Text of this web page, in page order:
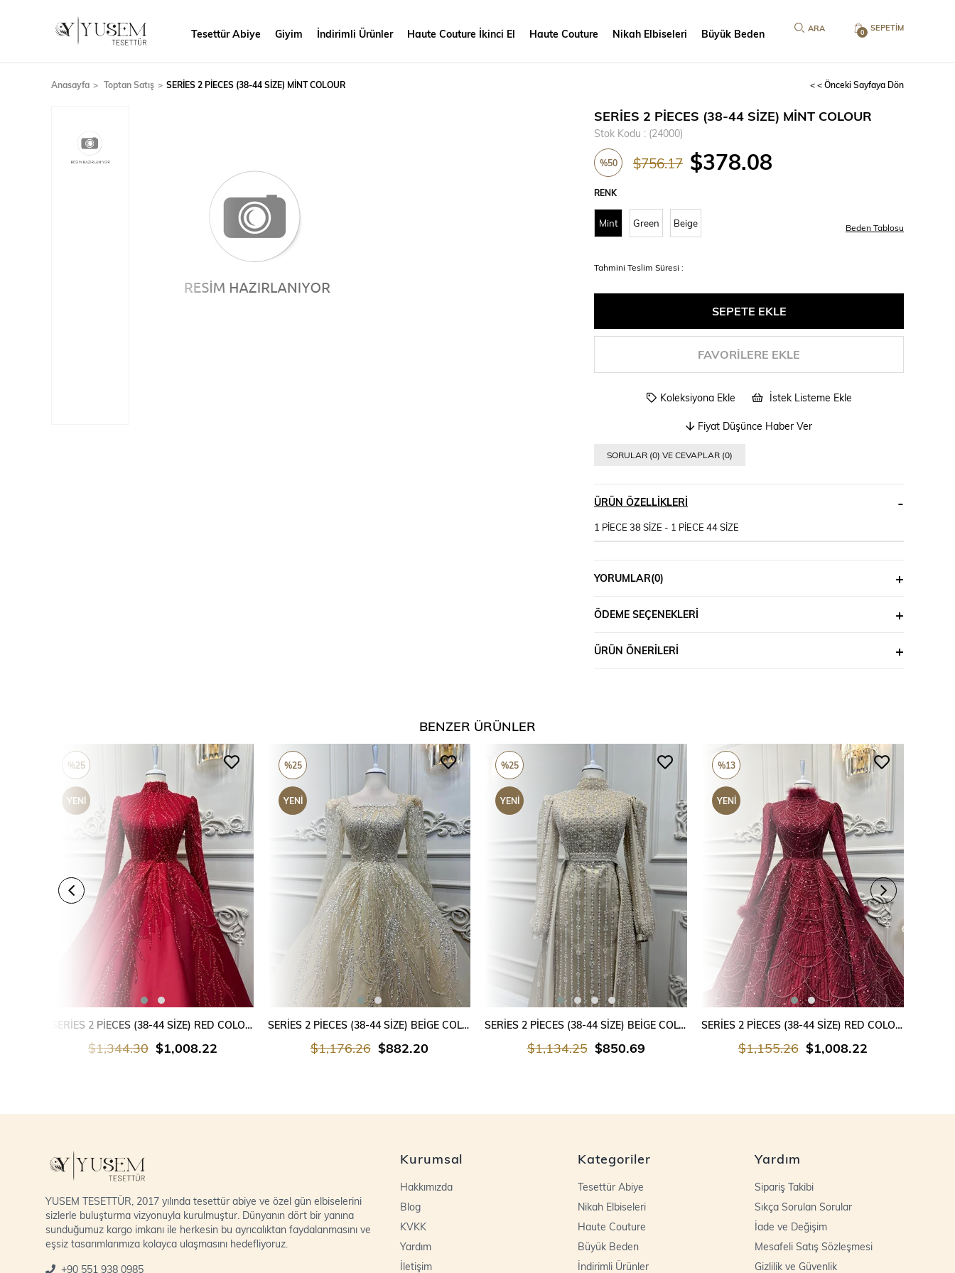
SEPETIM
0
Tesettür Abiye Giyim İndirimli Ürünler Haute Couture İkinci El Haute Couture Nikah Elbiseleri Büyük Beden
Anasayfa Toptan Satış SERİES 2 PİECES (38-44 SİZE) MİNT COLOUR < < Önceki Sayfaya Dön
SERİES 2 PİECES (38-44 SİZE) MİNT COLOUR
Stok Kodu (24000)
%50
İndirim
$756.17 $378.08
RENK
Mint Green Beige Beden Tablosu
Tahmini Teslim Süresi :
FAVORILERE EKLE
Koleksiyona Ekle İstek Listeme Ekle
Fiyat Düşünce Haber Ver
SORULAR (0) VE CEVAPLAR (0)
ÜRÜN ÖZELLIKLERI
1 PİECE 38 SİZE - 1 PİECE 44 SİZE
YORUMLAR(0)
ÖDEME SEÇENEKLERI
ÜRÜN ÖNERILERI
BENZER ÜRÜNLER
SEPETE EKLE
SERİES 2 PİECES (38-44 SİZE) RED COLOUR
$1,008.22
$1,344.30
%25
YENI
SEPETE EKLE
SERİES 2 PİECES (38-44 SİZE) BEİGE COLOUR
$882.20
$1,176.26
%25
YENI
ÜRÜN
SEPETE EKLE
SERİES 2 PİECES (38-44 SİZE) BEİGE COLOUR
$850.69
$1,134.25
%25
YENI
SEPETE EKLE
SERİES 2 PİECES (38-44 SİZE) RED COLOUR
$1,008.22
$1,155.26
%13
YENI
YUSEM TESETTÜR, 2017 yılında tesettür abiye ve özel gün elbiselerini
sizlerle buluşturma vizyonuyla kurulmuştur. Dünyanın dört bir yanına
sunduğumuz kargo imkanı ile herkesin bu ayrıcalıktan faydalanmasını ve
eşsiz tasarımlarımıza kolayca ulaşmasını hedefliyoruz.
+90 551 938 0985
Kurumsal
Hakkımızda
Blog
KVKK
Yardım
İletişim
Kategoriler
Tesettür Abiye
Nikah Elbiseleri
Haute Couture
Büyük Beden
İndirimli Ürünler
Yardım
Sipariş Takibi
Sıkça Sorulan Sorular
İade ve Değişim
Mesafeli Satış Sözleşmesi
Gizlilik ve Güvenlik